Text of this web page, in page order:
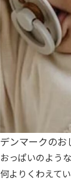
デンマークのお
おっぱいのよう
何よりくわえて